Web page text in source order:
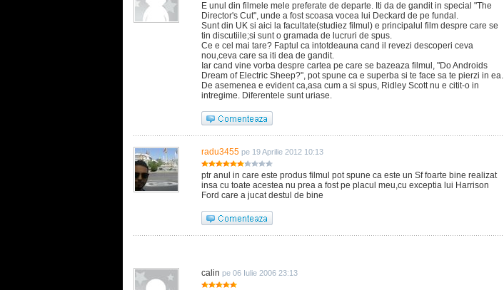
E unul din filmele mele preferate de departe. Iti da de gandit in special "The
Director's Cut", unde a fost scoasa vocea lui Deckard de pe fundal.
Sunt din UK si aici la facultate(studiez filmul) e principalul film despre care se
tin discutiile;si sunt o gramada de lucruri de spus.
Ce e cel mai tare? Faptul ca intotdeauna cand il revezi descoperi ceva
nou,ceva care sa iti dea de gandit.
Iar cand vine vorba despre cartea pe care se bazeaza filmul, "Do Androids
Dream of Electric Sheep?", pot spune ca e superba si te face sa te pierzi in ea.
De asemenea e evident ca,asa cum a si spus, Ridley Scott nu e citit-o in
intregime. Diferentele sunt uriase.
radu3455 pe 19 Aprilie 2012 10:13
ptr anul in care este produs filmul pot spune ca este un Sf foarte bine realizat
insa cu toate acestea nu prea a fost pe placul meu,cu exceptia lui Harrison
Ford care a jucat destul de bine
calin pe 06 Iulie 2006 23:13